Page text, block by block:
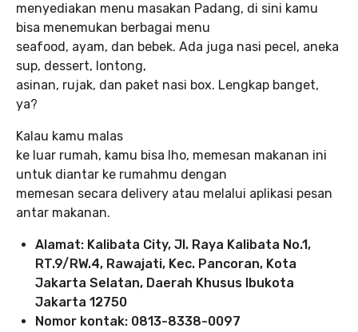
menyediakan menu masakan Padang, di sini kamu
bisa menemukan berbagai menu
seafood, ayam, dan bebek. Ada juga nasi pecel, aneka
sup, dessert, lontong,
asinan, rujak, dan paket nasi box. Lengkap banget,
ya?
Kalau kamu malas
ke luar rumah, kamu bisa lho, memesan makanan ini
untuk diantar ke rumahmu dengan
memesan secara delivery atau melalui aplikasi pesan
antar makanan.
Alamat: Kalibata City, Jl. Raya Kalibata No.1,
RT.9/RW.4, Rawajati, Kec. Pancoran, Kota
Jakarta Selatan, Daerah Khusus Ibukota
Jakarta 12750
Nomor kontak: 0813-8338-0097